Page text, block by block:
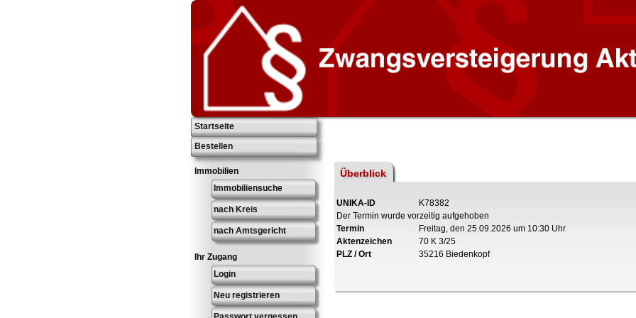
Startseite
Bestellen
Immobilien
Immobiliensuche
nach Kreis
nach Amtsgericht
Ihr Zugang
Login
Neu registrieren
Überblick
UNIKA-ID
K78382
Der Termin wurde vorzeitig aufgehoben
Termin
Freitag, den 25.09.2026 um 10:30 Uhr
Aktenzeichen
70 K 3/25
PLZ / Ort
35216 Biedenkopf